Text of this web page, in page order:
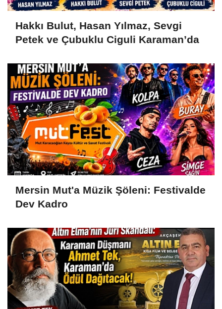
Hakkı Bulut, Hasan Yılmaz, Sevgi
Petek ve Çubuklu Ciguli Karaman’da
Mersin Mut'a Müzik Şöleni: Festivalde
Dev Kadro